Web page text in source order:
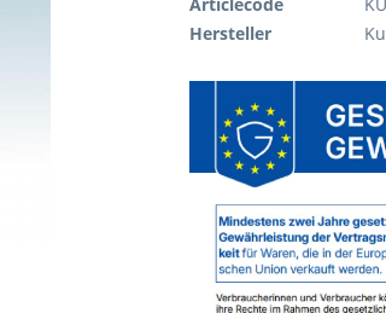
Hersteller